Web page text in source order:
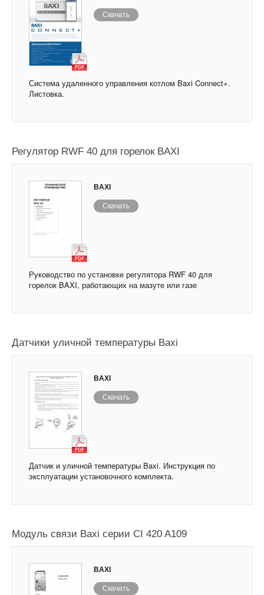
Скачать
Система удаленного управления котлом Baxi Connect+.
Листовка.
Регулятор RWF 40 для горелок BAXI
BAXI
Скачать
Руководство по установке регулятора RWF 40 для
горелок BAXI, работающих на мазуте или газе
Датчики уличной температуры Baxi
BAXI
Скачать
Датчик и уличной температуры Baxi. Инструкция по
эксплуатации установочного комплекта.
Модуль связи Baxi серии CI 420 A109
BAXI
Скачать